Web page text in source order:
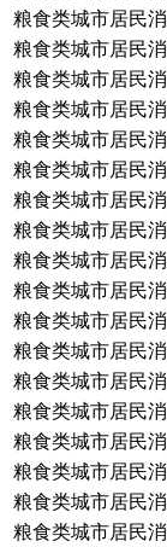
粮食类城市居民
粮食类城市居民
粮食类城市居民
粮食类城市居民
粮食类城市居民
粮食类城市居民
粮食类城市居民
粮食类城市居民
粮食类城市居民
粮食类城市居民
粮食类城市居民
粮食类城市居民
粮食类城市居民
粮食类城市居民
粮食类城市居民
粮食类城市居民
粮食类城市居民
粮食类城市居民